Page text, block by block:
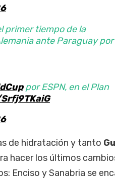
primer tiempo de la
ante Paraguay por
por ESPN, en el Plan
de hidratación y tanto
hacer los últimos
Enciso y Sanabria se